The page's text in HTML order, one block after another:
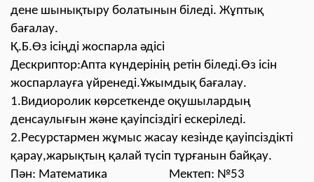
дене шынықтыру болатынын біледі. Жұптық
бағалау.
Қ.Б.Өз ісіңді жоспарла әдісі
Дескриптор:Апта күндерінің ретін біледі.Өз ісін
жоспарлауға үйренеді.Ұжымдық бағалау.
1.Видиоролик көрсеткенде оқушылардың
денсаулығын және қауіпсіздігі ескеріледі.
2.Ресурстармен жұмыс жасау кезінде қауіпсіздікті
қарау,жарықтың қалай түсіп тұрғанын байқау.
Пән: Математика Мектеп: №53